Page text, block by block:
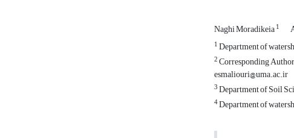
Naghi Moradikeia1
1Department of
2Corresponding
esmaliouri@uma.ac.ir
3Department of Soil
4Department of